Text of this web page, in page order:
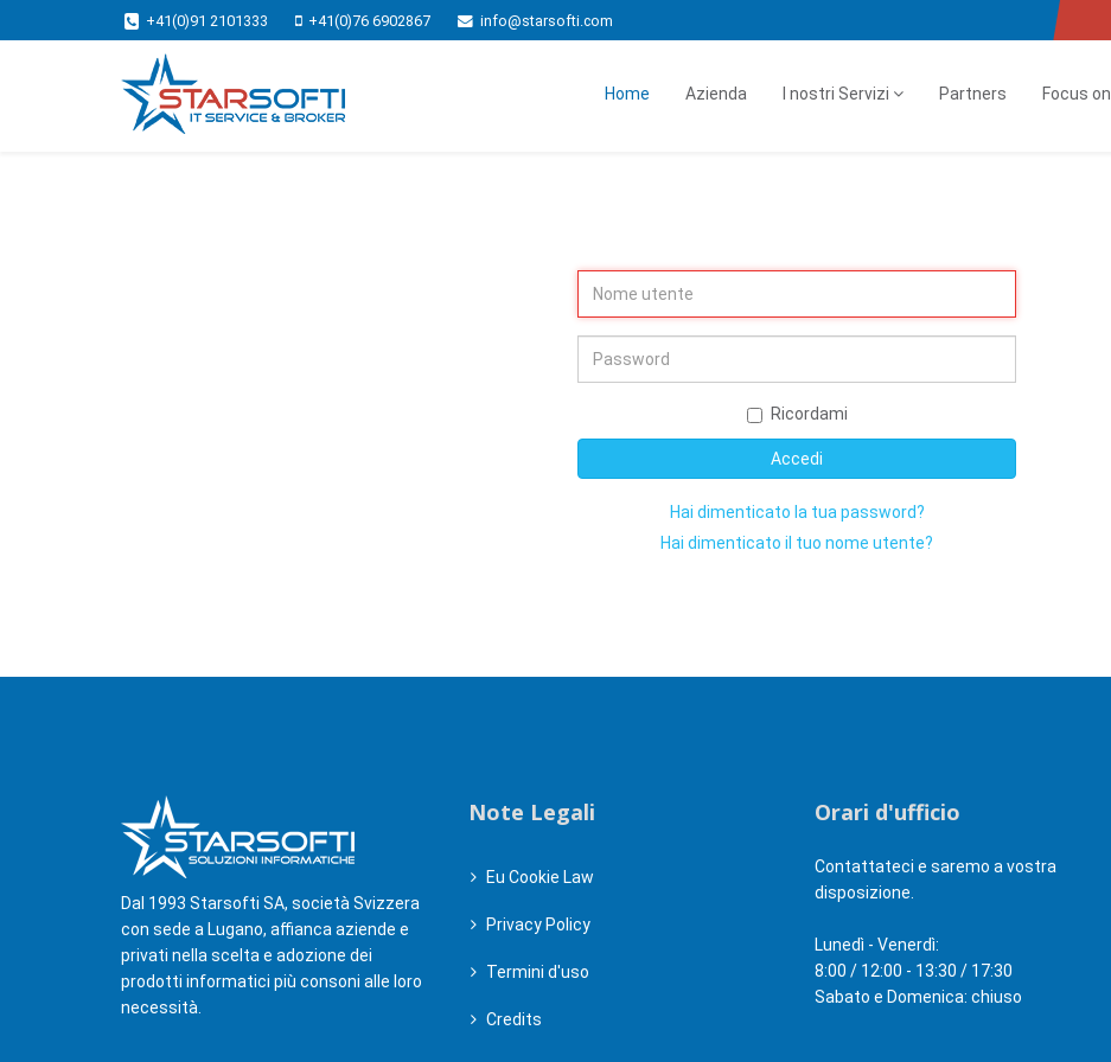
+41(0)91 2101333 +41(0)76 6902867 info@starsofti.com
Home Azienda I nostri Servizi Partners Focus on
Ricordami
Accedi
Hai dimenticato la tua password?
Hai dimenticato il tuo nome utente?
Dal 1993 Starsofti SA, società Svizzera
con sede a Lugano, affianca aziende e
privati nella scelta e adozione dei
prodotti informatici più consoni alle loro
necessità.
Note Legali
Eu Cookie Law
Privacy Policy
Termini d'uso
Credits
Orari d'ufficio
Contattateci e saremo a vostra
disposizione.
Lunedì - Venerdì:
8:00 / 12:00 - 13:30 / 17:30
Sabato e Domenica: chiuso